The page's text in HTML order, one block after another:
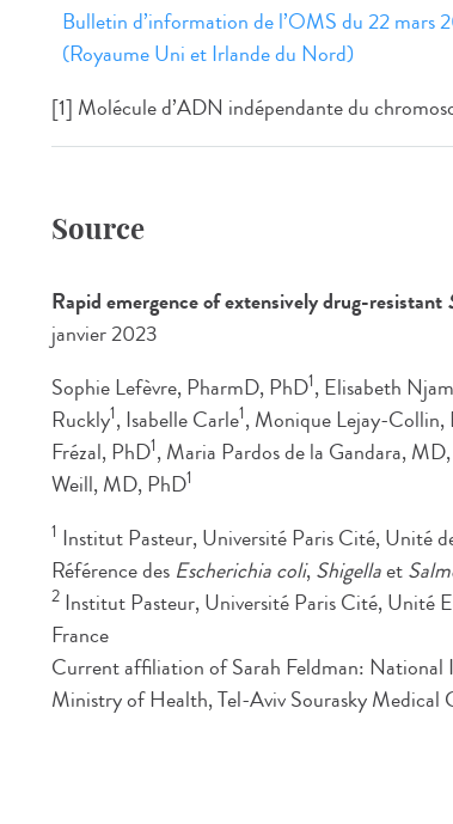
Bulletin d’information de l’OMS du 22 mars
(Royaume Uni et Irlande du Nord)
[1] Molécule d’ADN indépendante du
Source
Rapid emergence of extensively drug-resistant
janvier 2023
Sophie Lefèvre, PharmD, PhD1, Elisabeth
Ruckly1, Isabelle Carle1, Monique Lejay-Collin,
Frézal, PhD1, Maria Pardos de la Gandara,
Weill, MD, PhD1
1 Institut Pasteur, Université Paris Cité, Unité
Référence des Escherichia coli,Shigellaet
2 Institut Pasteur, Université Paris Cité, Unité
France
Current affiliation of Sarah Feldman:
Ministry of Health, Tel-Aviv Sourasky Medical